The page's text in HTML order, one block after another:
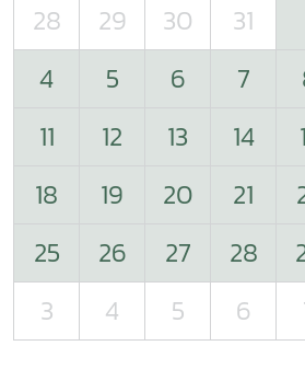
28
29 30 31
4
5 6 7
11
12 13 14
18
19 20 21
25
26 27 28
3
4 5 6